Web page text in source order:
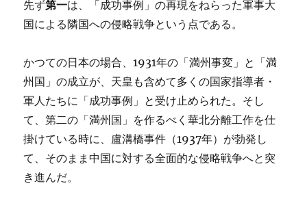
問
先ず第一は、「成功事例」の再現をねらった軍事大
国による隣国への侵略戦争という点である。
かつての日本の場合、1931年の「満州事変」と「満
州国」の成立が、天皇も含めて多くの国家指導者・
軍人たちに「成功事例」と受け止められた。そし
て、第二の「満州国」を作るべく華北分離工作を仕
掛けている時に、盧溝橋事件（1937年）が勃発し
て、そのまま中国に対する全面的な侵略戦争へと突
き進んだ。